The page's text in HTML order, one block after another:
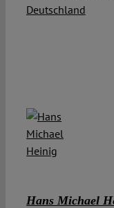
Deutschland
Hans Michael